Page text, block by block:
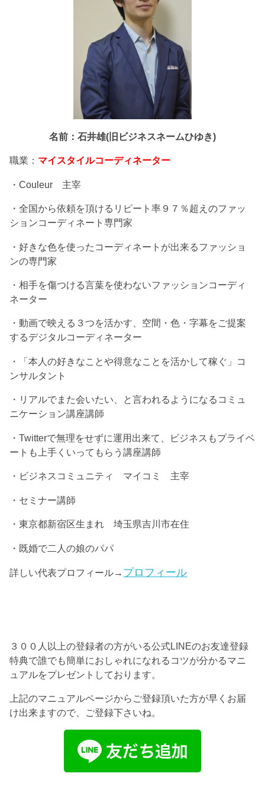
名前：石井雄(旧ビジネスネームひゆき)
職業： マイスタイルコーディネーター
・Couleur 主宰
・全国から依頼を頂けるリピート率９７％超えのファッ
ションコーディネート専門家
・好きな色を使ったコーディネートが出来るファッショ
ンの専門家
・相手を傷つける言葉を使わないファッションコーディ
ネーター
・動画で映える３つを活かす、空間・色・字幕をご提案
するデジタルコーディネーター
・「本人の好きなことや得意なことを活かして稼ぐ」コ
ンサルタント
・リアルでまた会いたい、と言われるようになるコミュ
ニケーション講座講師
・Twitterで無理をせずに運用出来て、ビジネスもプライベ
ートも上手くいってもらう講座講師
・ビジネスコミュニティ マイコミ 主宰
・セミナー講師
・東京都新宿区生まれ 埼玉県吉川市在住
・既婚で二人の娘のパパ
詳しい代表プロフィール→ プロフィール
３００人以上の登録者の方がいる公式LINEのお友達登録
特典で誰でも簡単におしゃれになれるコツが分かるマニ
ュアルをプレゼントしております。
上記のマニュアルページからご登録頂いた方が早くお届
け出来ますので、ご登録下さいね。